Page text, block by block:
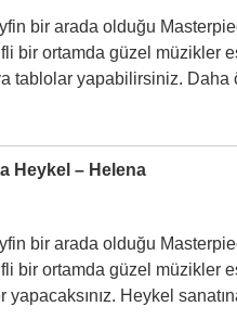
bir arada olduğu
bir ortamda güzel müzikler
tablolar yapabilirsiniz. Daha
Heykel – Helena
bir arada olduğu
bir ortamda güzel müzikler
yapacaksınız. Heykel